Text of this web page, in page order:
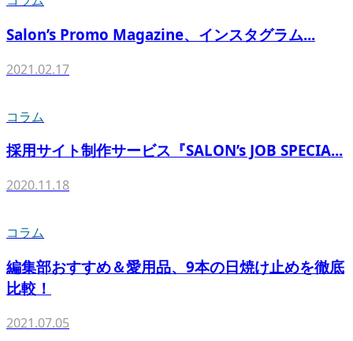
Salon’s Promo Magazine、インスタグラム...
2021.02.17
コラム
採用サイト制作サービス『SALON’s JOB SPECIA...
2020.11.18
コラム
編集部おすすめ＆愛用品、9本の日焼け止めを徹底
比較！
2021.07.05